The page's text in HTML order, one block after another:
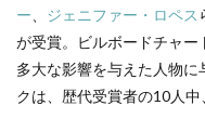
ー
ジェニファー・ロペス
が受賞。ビルボードチャー
多大な影響を与えた人物
クは、歴代受賞者の10人中